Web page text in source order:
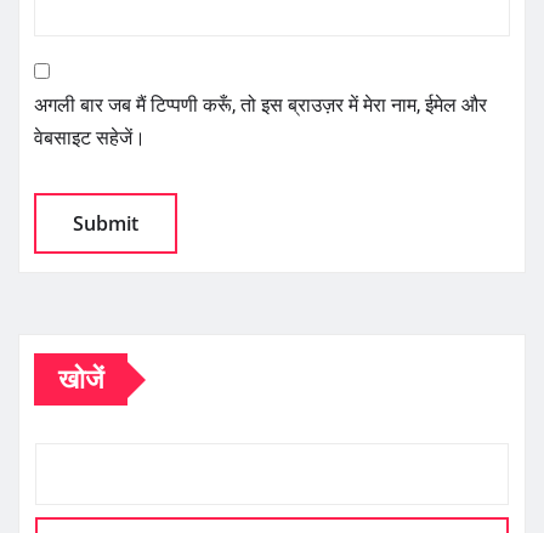
अगली बार जब मैं टिप्पणी करूँ, तो इस ब्राउज़र में मेरा नाम, ईमेल और
वेबसाइट सहेजें।
खोजें